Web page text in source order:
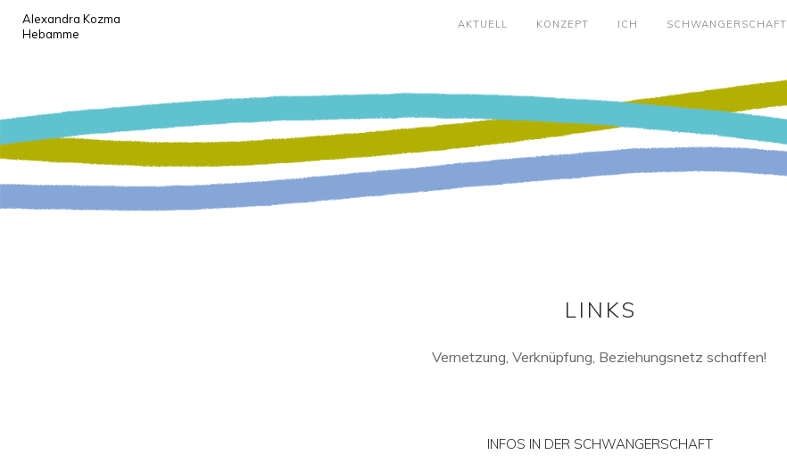
Alexandra Kozma
Hebamme
AKTUELL KONZEPT ICH SCHWANGERSCHAFT
LINKS
Vernetzung, Verknüpfung, Beziehungsnetz schaffen!
INFOS IN DER SCHWANGERSCHAFT